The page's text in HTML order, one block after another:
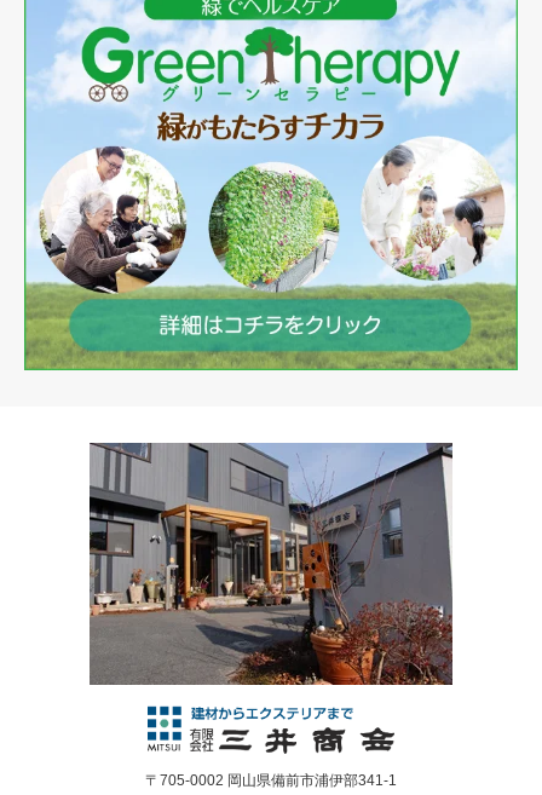
〒705-0002 岡山県備前市浦伊部341-1